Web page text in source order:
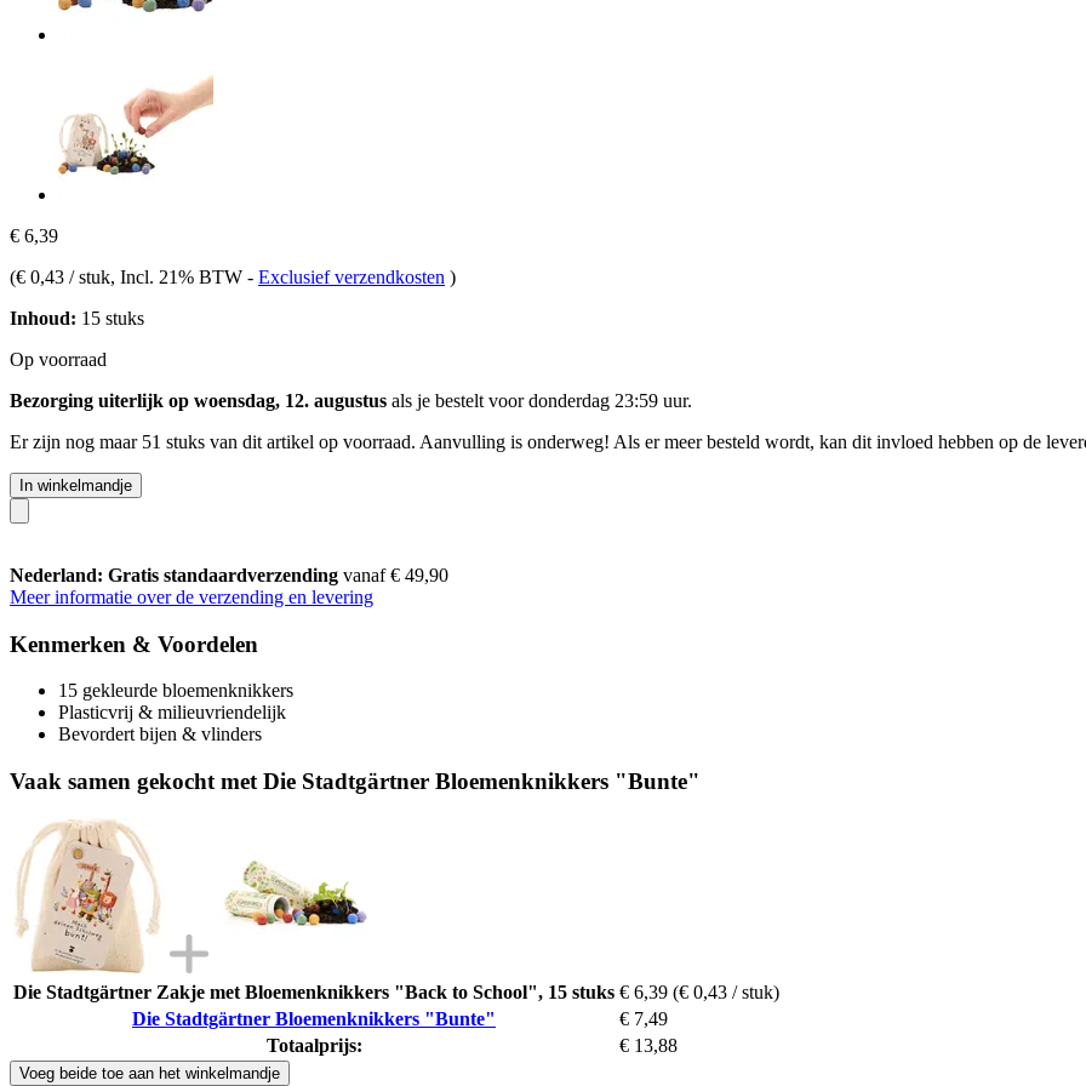
€ 6,39
(€ 0,43 / stuk, Incl. 21% BTW - Exclusief verzendkosten )
Inhoud: 15 stuks
Op voorraad
Bezorging uiterlijk op woensdag, 12. augustus als je bestelt voordonderdag 23:59 uur.
Er zijn nog maar 51 stuks van dit artikel op voorraad. Aanvulling is onderweg! Als er meer besteld wordt, kan dit invloed hebben op de
In winkelmandje
Nederland: Gratis standaardverzending vanaf € 49,90
Meer informatie over de verzending en levering
Kenmerken & Voordelen
15 gekleurde bloemenknikkers
Plasticvrij & milieuvriendelijk
Bevordert bijen & vlinders
Vaak samen gekocht met Die Stadtgärtner Bloemenknikkers "Bunte"
Die Stadtgärtner Zakje met Bloemenknikkers "Back to School", 15 stuks € 6,39 (€ 0,43 / stuk)
Die Stadtgärtner Bloemenknikkers "Bunte"
€ 7,49
Totaalprijs:
€ 13,88
Voeg beide toe aan het winkelmandje